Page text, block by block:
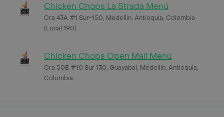
Chicken Chops La Strada Menú
Cra 43A #1 Sur-150, Medellin, Antioquia, Colombia
(Local 190)
Chicken Chops Open Mall Menú
Cra 50E #10 Sur 130, Guayabal, Medellín, Antioquia,
Colombia